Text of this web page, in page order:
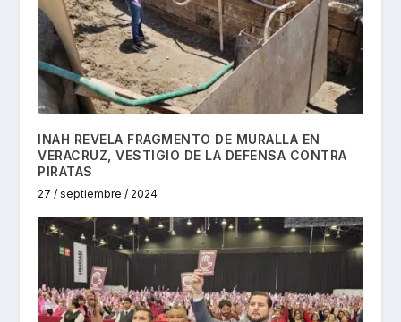
INAH REVELA FRAGMENTO DE MURALLA EN
VERACRUZ, VESTIGIO DE LA DEFENSA CONTRA
PIRATAS
27 / septiembre / 2024